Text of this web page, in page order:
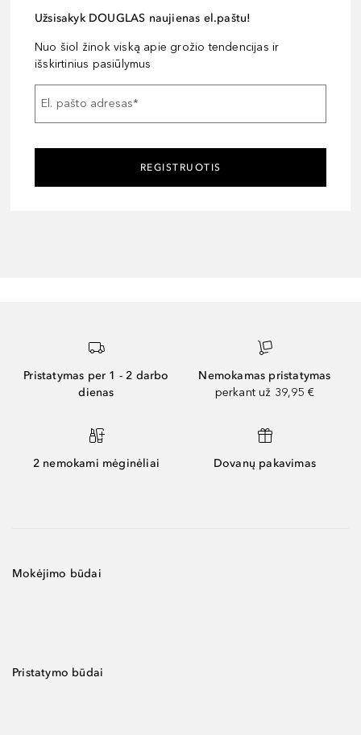
Užsisakyk DOUGLAS naujienas el.paštu!
Nuo šiol žinok viską apie grožio tendencijas ir
išskirtinius pasiūlymus
El. pašto adresas*
REGISTRUOTIS
Pristatymas per 1 - 2 darbo
dienas
Nemokamas pristatymas
perkant už 39,95 €
2 nemokami mėginėliai Dovanų pakavimas
Mokėjimo būdai
Pristatymo būdai